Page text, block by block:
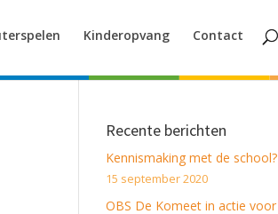
Kinderopvang Contact
Recente berichten
Kennismaking met de school?
15 september 2020
OBS De Komeet in actie voor